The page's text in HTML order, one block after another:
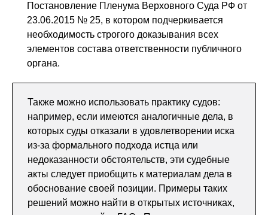
Постановление Пленума Верховного Суда РФ от
23.06.2015 № 25, в котором подчеркивается
необходимость строгого доказывания всех
элементов состава ответственности публичного
органа.
Также можно использовать практику судов:
например, если имеются аналогичные дела, в
которых суды отказали в удовлетворении иска
из-за формального подхода истца или
недоказанности обстоятельств, эти судебные
акты следует приобщить к материалам дела в
обоснование своей позиции. Примеры таких
решений можно найти в открытых источниках,